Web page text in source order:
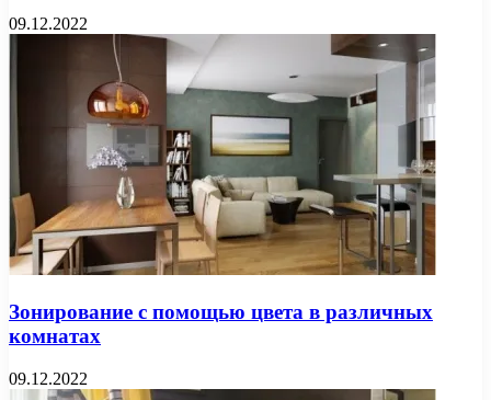
09.12.2022
Зонирование с помощью цвета в различных
комнатах
09.12.2022